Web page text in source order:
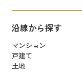
沿線から探す
マンション
戸建て
土地